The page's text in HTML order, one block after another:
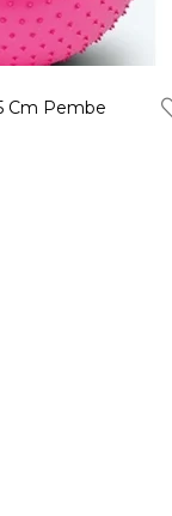
Cm Pembe